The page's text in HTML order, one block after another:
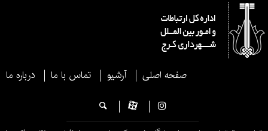
صفحه اصلی آرشیو تماس با ما درباره ما